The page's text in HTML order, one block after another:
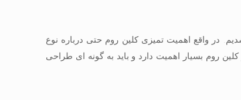
در واقع اهمیت تمیزی کلین روم حتی درباره نوع
روم بسیار اهمیت دارد و باید به گونه ای طراحی